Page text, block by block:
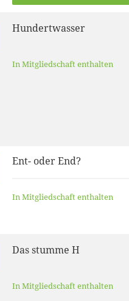
Hundertwasser
In Mitgliedschaft enthalten
Ent- oder End?
In Mitgliedschaft enthalten
Das stumme H
In Mitgliedschaft enthalten